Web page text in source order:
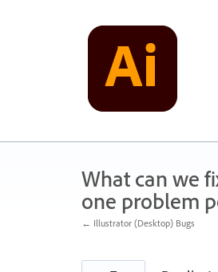
What can we
one problem
← Illustrator (Desktop) Bugs